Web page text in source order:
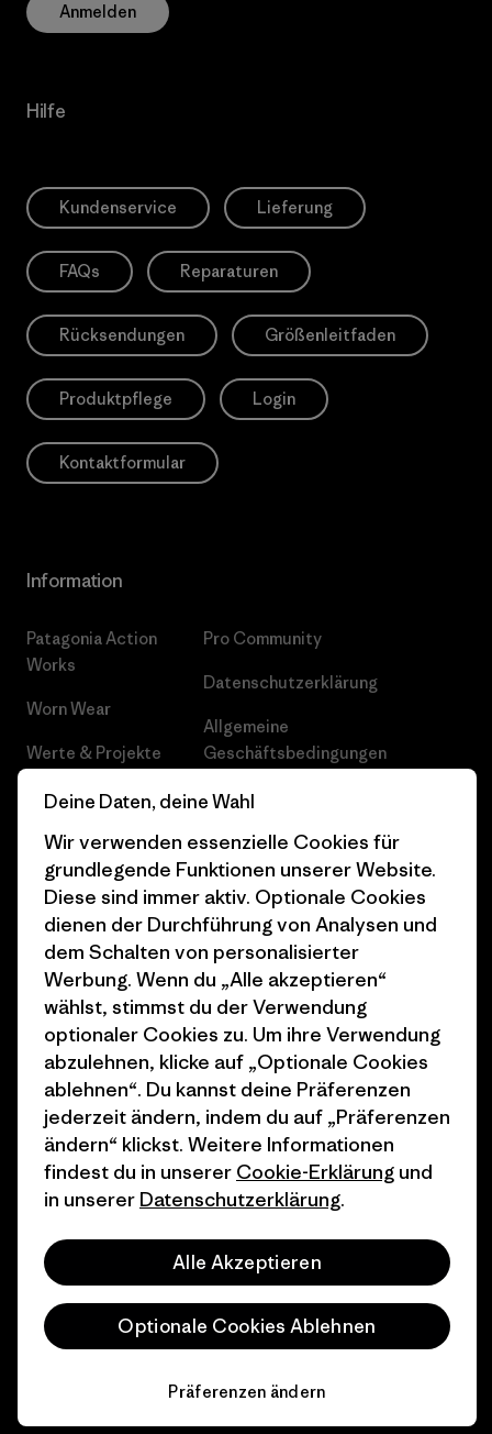
Anmelden
Hilfe
Kundenservice Lieferung
FAQs Reparaturen
Rücksendungen Größenleitfaden
Produktpflege Login
Kontaktformular
Information
Patagonia Action
Works
Worn Wear
Werte & Projekte
Progress Report
Business Unusual
Klimaziele
1% For The Planet
Wie wir finanzieren
Geschenkgutscheine
Stores in deiner Nähe
Pro Community
Datenschutzerklärung
Allgemeine
Geschäftsbedingungen
Cookie Einstellungen
Karriere
Pressekontakt
Industry program
Affiliate-Programm
Patagonia Schweiz
Seitenverzeichnis
© 2026 Patagonia, Inc. All Rights Reserved.
Deine Daten, deine Wahl
Wir verwenden essenzielle Cookies für
grundlegende Funktionen unserer Website.
Diese sind immer aktiv. Optionale Cookies
dienen der Durchführung von Analysen und
dem Schalten von personalisierter
Werbung. Wenn du „Alle akzeptieren“
wählst, stimmst du der Verwendung
optionaler Cookies zu. Um ihre Verwendung
abzulehnen, klicke auf „Optionale Cookies
ablehnen“. Du kannst deine Präferenzen
jederzeit ändern, indem du auf „Präferenzen
ändern“ klickst. Weitere Informationen
findest du in unserer Cookie-Erklärung und
in unserer Datenschutzerklärung.
Alle Akzeptieren
Optionale Cookies Ablehnen
Präferenzen ändern